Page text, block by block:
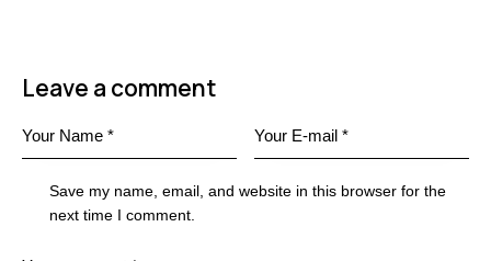
Leave a comment
Save my name, email, and website in this browser for the
next time I comment.